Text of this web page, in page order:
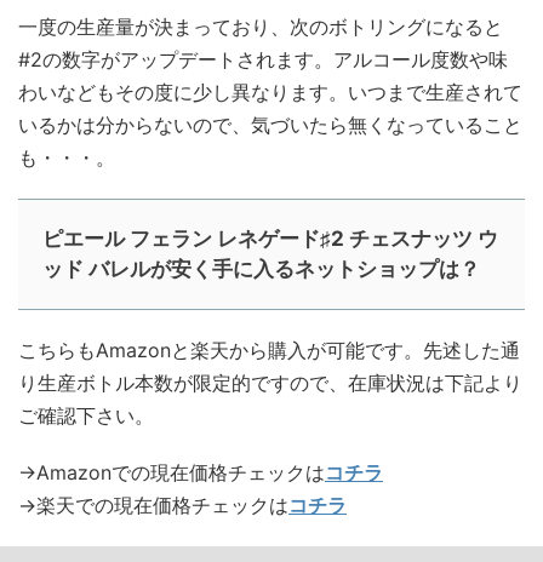
一度の生産量が決まっており、次のボトリングになると
#2の数字がアップデートされます。アルコール度数や味
わいなどもその度に少し異なります。いつまで生産されて
いるかは分からないので、気づいたら無くなっていること
も・・・。
ピエール フェラン レネゲード♯2 チェスナッツ ウ
ッド バレルが安く手に入るネットショップは？
こちらもAmazonと楽天から購入が可能です。先述した通
り生産ボトル本数が限定的ですので、在庫状況は下記より
ご確認下さい。
→Amazonでの現在価格チェックはコチラ
→楽天での現在価格チェックはコチラ